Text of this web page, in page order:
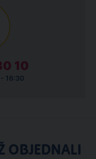
10
16:30
OBJEDNALI